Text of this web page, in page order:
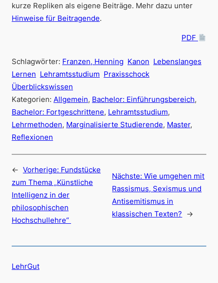
kurze Repliken als eigene Beiträge. Mehr dazu unter
Hinweise für Beitragende.
PDF
Schlagwörter: Franzen, Henning Kanon Lebenslanges
Lernen Lehramtsstudium Praxisschock
Überblickswissen
Kategorien: Allgemein, Bachelor: Einführungsbereich
Bachelor: Fortgeschrittene, Lehramtsstudium
Lehrmethoden, Marginalisierte Studierende, Master
Reflexionen
← Vorherige: Fundstücke
zum Thema „Künstliche
Intelligenz in der
philosophischen
Hochschullehre“
Nächste:Wie umgehen mit
Rassismus, Sexismus und
Antisemitismus in
klassischen Texten?
→
LehrGut